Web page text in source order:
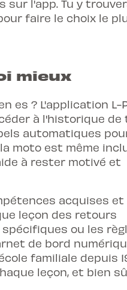
l'app. Tu y
faire le choix le
mieux
es ? L'application
à l'historique de
automatiques
moto est même
à rester motivé et
acquises et
leçon des retours
ou les
de bord
familiale depuis
leçon, et bien